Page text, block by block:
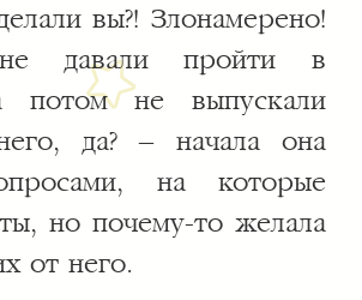
вы?! Злонамерено!
давали пройти в
потом не выпускали
да? – начала она
на которые
но почему-то желала
от него.